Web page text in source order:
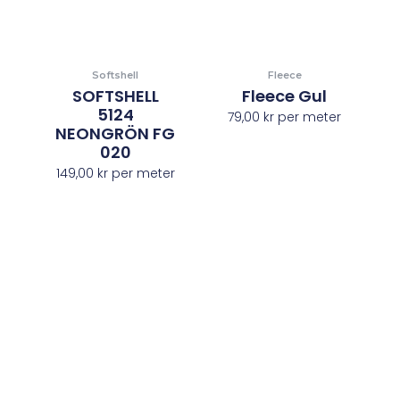
Softshell
SOFTSHELL
5124
NEONGRÖN FG
020
149,00 krper meter
Fleece
Fleece Gul
79,00 kr per meter